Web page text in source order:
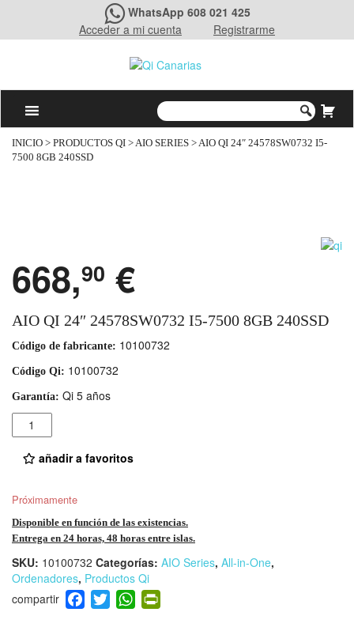
WhatsApp 608 021 425
Acceder a mi cuenta
Registrarme
INICIO > PRODUCTOS QI >AIO SERIES > AIO QI 24″ 24578SW0732 I5-
7500 8GB 240SSD
668,90 €
AIO QI 24″ 24578SW0732 I5-7500 8GB 240SSD
Código de fabricante: 10100732
Código Qi: 10100732
Garantía: Qi 5 años
Cantidad
añadir a favoritos
Próximamente
Disponible en función de las existencias.
Entrega en 24 horas, 48 horas entre islas.
SKU: 10100732 Categorías: AIO Series, All-in-One,
Ordenadores, Productos Qi
F
a
T
wi
W
h